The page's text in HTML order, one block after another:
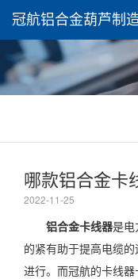
冠航铝合金葫芦制造
哪款铝合金卡
2022-11-25
铝合金卡线器是电
的紧有助于提高电缆
进行。而冠航的卡线器